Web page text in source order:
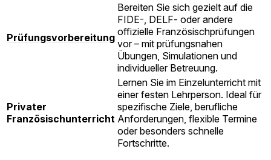
Prüfungsvorbereitung
Bereiten Sie sich gezielt auf die
FIDE-, DELF- oder andere
offizielle Französischprüfungen
vor – mit prüfungsnahen
Übungen, Simulationen und
individueller Betreuung.
Privater
Französischunterricht
Lernen Sie im Einzelunterricht mit
einer festen Lehrperson. Ideal für
spezifische Ziele, berufliche
Anforderungen, flexible Termine
oder besonders schnelle
Fortschritte.